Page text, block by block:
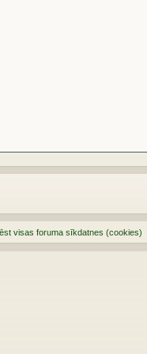
visas foruma sīkdatnes (cookies)